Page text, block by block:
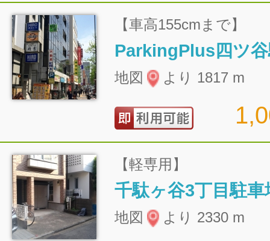
【車高155cmまで】
ParkingPlus四ツ
地図 より 1817 m
【軽専用】
千駄ヶ谷3丁目駐車
地図 より 2330 m